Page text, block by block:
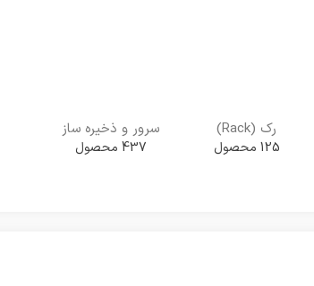
رک (Rack)
125 محصول
سرور و ذخیره ساز
437 محصول